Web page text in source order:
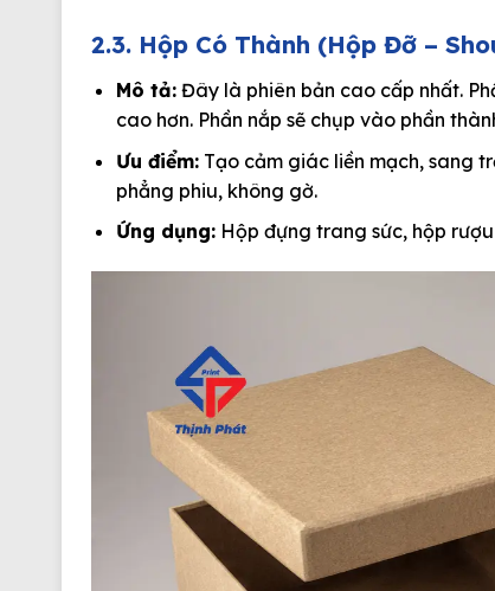
2.3. Hộp Có Thành (Hộp Đỡ –
Mô tả:Đây là phiên bản cao cấp nhất.
cao hơn. Phần nắp sẽ chụp vào phần
Ưu điểm:Tạo cảm giác liền mạch, sang
phẳng phiu, không gờ.
Ứng dụng:Hộp đựng trang sức, hộp